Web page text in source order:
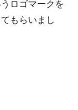
ロゴマークを
もらいまし